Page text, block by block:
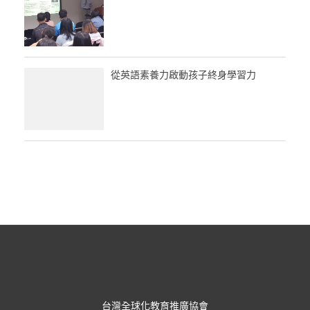
從英語素養力啟動孩子終身學習力
台灣全球化教育推廣協會